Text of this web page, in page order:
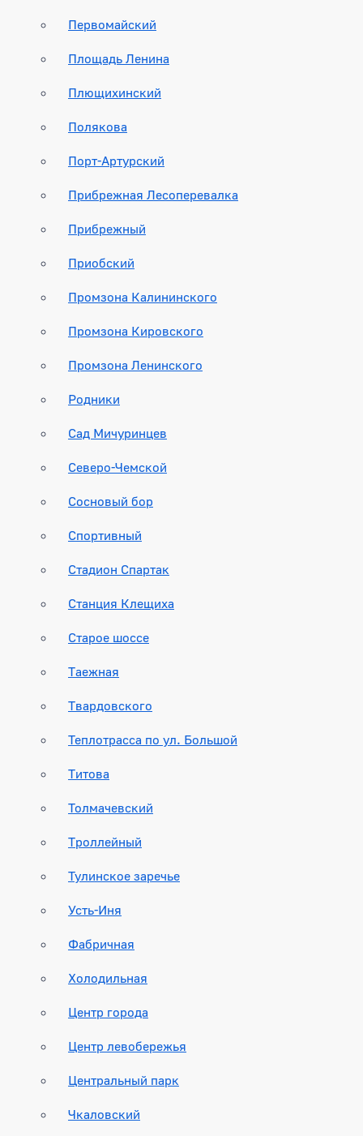
Первомайский
Площадь Ленина
Плющихинский
Полякова
Порт-Артурский
Прибрежная Лесоперевалка
Прибрежный
Приобский
Промзона Калининского
Промзона Кировского
Промзона Ленинского
Родники
Сад Мичуринцев
Северо-Чемской
Сосновый бор
Спортивный
Стадион Спартак
Станция Клещиха
Старое шоссе
Таежная
Твардовского
Теплотрасса по ул. Большой
Титова
Толмачевский
Троллейный
Тулинское заречье
Усть-Иня
Фабричная
Холодильная
Центр города
Центр левобережья
Центральный парк
Чкаловский